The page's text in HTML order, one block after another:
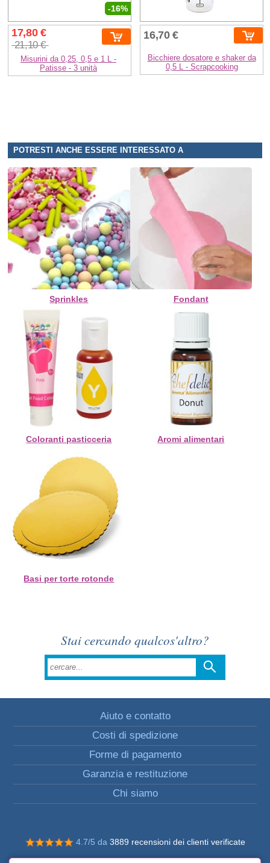
-16%
17,80 €
21,10 €
Misurini da 0,25, 0,5 e 1 L -
Patisse - 3 unità
16,70 €
Bicchiere dosatore e shaker da
0,5 L - Scrapcooking
POTRESTI ANCHE ESSERE INTERESSATO A
Sprinkles Fondant
Coloranti pasticceria Aromi alimentari
Basi per torte rotonde
Stai cercando qualcos'altro?
Aiuto e contatto
Costi di spedizione
Forme di pagamento
Garanzia e restituzione
Chi siamo
4.7/5 da 3889 recensioni dei clienti verificate